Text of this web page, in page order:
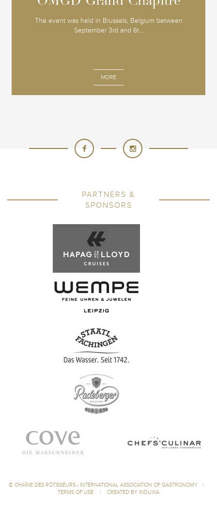
The event was held in Brussels, Belgium between
September 3rd and 6t...
MORE
PARTNERS &
SPONSORS
© CHAÎNE DES RÔTISSEURS - INTERNATIONAL ASSOCIATION OF GASTRONOMY
|
TERMS OF USE
| CREATED BY INDUXIA